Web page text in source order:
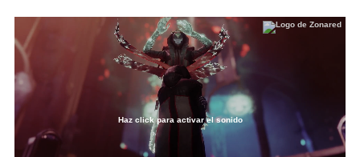
Loaded
100.00%
Haz click para activar el sonido